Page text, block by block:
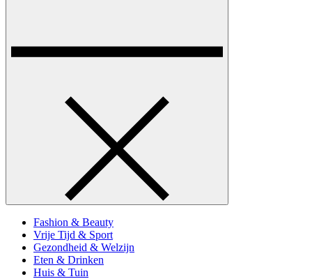
Fashion & Beauty
Vrije Tijd & Sport
Gezondheid & Welzijn
Eten & Drinken
Huis & Tuin